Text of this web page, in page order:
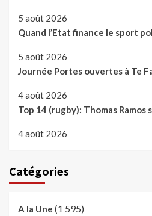
5 août 2026
Quand l’Etat finance le sport
5 août 2026
Journée Portes ouvertes à Te
4 août 2026
Top 14 (rugby): Thomas Ramos
4 août 2026
Catégories
A la Une (1 595)